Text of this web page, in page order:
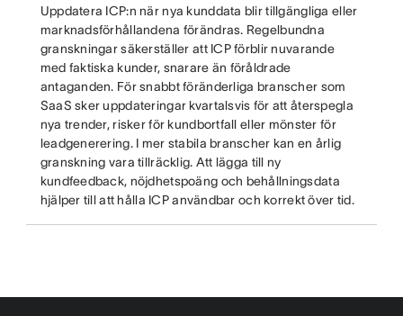
Uppdatera ICP:n när nya kunddata blir tillgängliga eller
marknadsförhållandena förändras. Regelbundna
granskningar säkerställer att ICP förblir nuvarande
med faktiska kunder, snarare än föråldrade
antaganden. För snabbt föränderliga branscher som
SaaS sker uppdateringar kvartalsvis för att återspegla
nya trender, risker för kundbortfall eller mönster för
leadgenerering. I mer stabila branscher kan en årlig
granskning vara tillräcklig. Att lägga till ny
kundfeedback, nöjdhetspoäng och behållningsdata
hjälper till att hålla ICP användbar och korrekt över tid.